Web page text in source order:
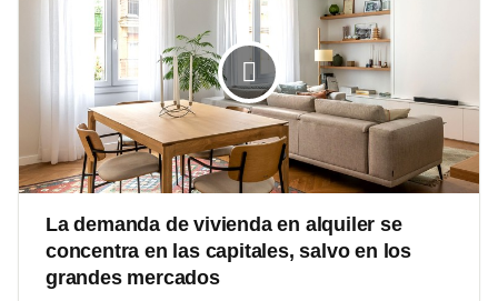
La demanda de vivienda en alquiler se
concentra en las capitales, salvo en los
grandes mercados